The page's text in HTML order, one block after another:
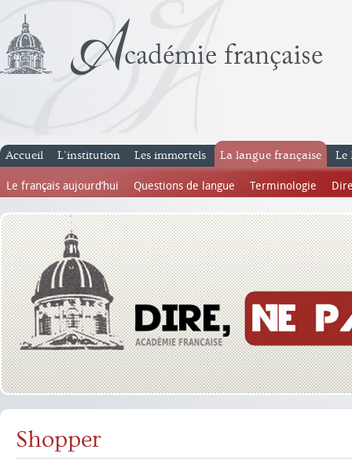
Accueil L’institution Les immortels La langue française
Le français aujourd’hui Questions de langue Terminologie
Le
Shopper